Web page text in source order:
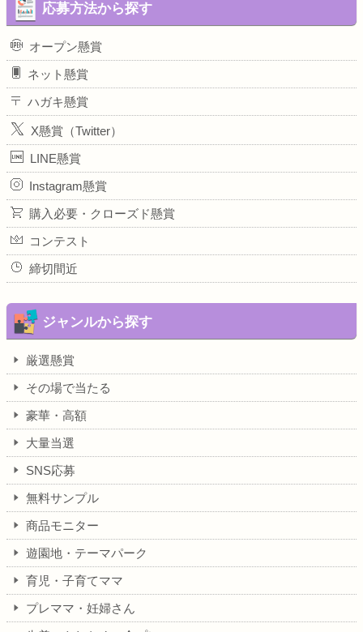
応募方法から探す
オープン懸賞
ネット懸賞
ハガキ懸賞
X懸賞（Twitter）
LINE懸賞
Instagram懸賞
購入必要・クローズド懸賞
コンテスト
締切間近
ジャンルから探す
厳選懸賞
その場で当たる
豪華・高額
大量当選
SNS応募
無料サンプル
商品モニター
遊園地・テーマパーク
育児・子育てママ
プレママ・妊婦さん